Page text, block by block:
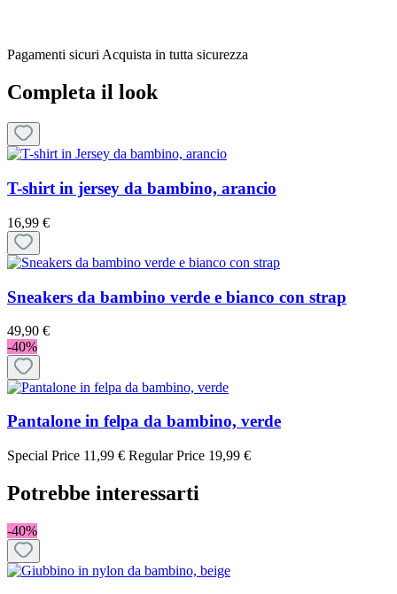
Pagamenti sicuriAcquista in tutta sicurezza
Completa il look
T-shirt in jersey da bambino, arancio
16,99 €
Sneakers da bambino verde e bianco con strap
49,90 €
-40%
Pantalone in felpa da bambino, verde
Special Price 11,99 € Regular Price 19,99 €
Potrebbe interessarti
-40%